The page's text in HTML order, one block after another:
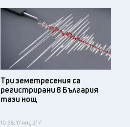
Три земетресения са
регистрирани в България
тази нощ
10:38, 17 яну 21 /